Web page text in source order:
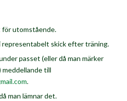
för utomstående.
representabelt skick efter träning.
passet (eller då man märker
till
.
man lämnar det.